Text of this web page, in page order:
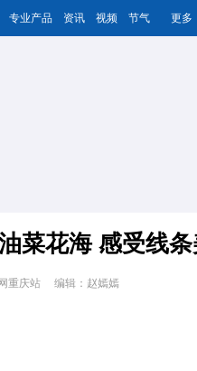
专业产品 资讯 视频 节气 更多
菜花海 感受线
重庆站 编辑：赵嫣嫣